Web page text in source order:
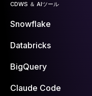
CDWS ＆ AIツール
Snowflake
Databricks
BigQuery
Claude Code